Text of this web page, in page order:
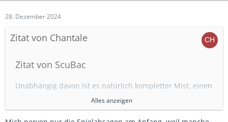
und eine E-Jugend leidet dann darunter
28. Dezember 2024
Zitat von Chantale
Zitat von ScuBac
Unabhängig davon ist es natürlich kompletter Mist, einen
auf einen Tag in den Ferien zu legen.
Alles anzeigen